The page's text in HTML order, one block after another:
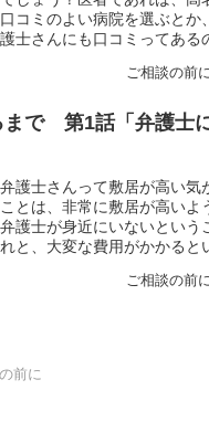
コミのよい病院を選ぶとか
士さんにも口コミってある
ご相談の前
まで 第1話「弁護士
護士さんって敷居が高い気
とは、非常に敷居が高いよ
護士が身近にいないという
と、大変な費用がかかると
ご相談の前
前に